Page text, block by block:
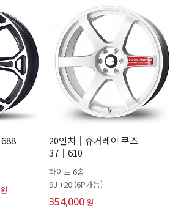
원
20인치│슈거레이 쿠즈
37│610
화이트 6홀
9J +20 (6P가능)
354,000 원